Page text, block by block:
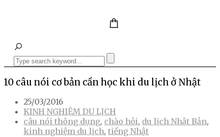
10 câu nói cơ bản cần học khi du lịch ở Nhật
25/03/2016
KINH NGHIỆM DU LỊCH
câu nói thông dụng, chào hỏi, du lịch Nhật Bản,
kinh nghiệm du lịch, tiếng Nhật